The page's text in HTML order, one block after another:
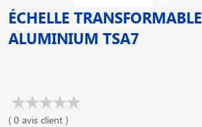
ÉCHELLE TRANSFORMABLE
ALUMINIUM TSA7
( 0 avis client )